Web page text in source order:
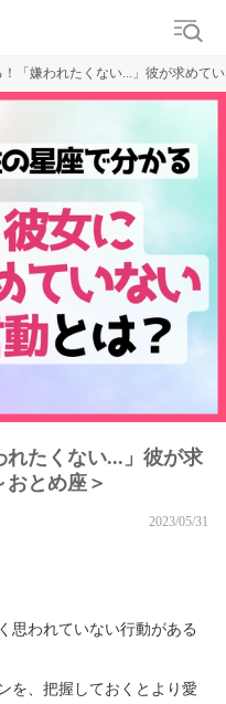
「嫌われたくない...」彼が求めて
れたくない...」彼が求
とめ座＞
2023/05/31
思われていない行動がある
を、把握しておくとより愛